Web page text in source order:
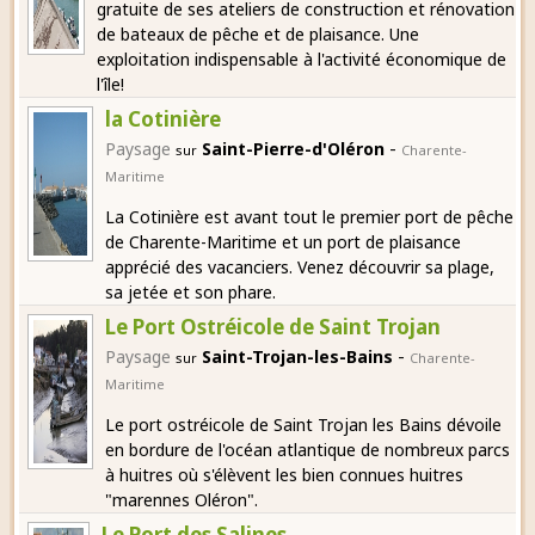
gratuite de ses ateliers de construction et rénovation
de bateaux de pêche et de plaisance. Une
exploitation indispensable à l'activité économique de
l'île!
la Cotinière
Paysage sur Saint-Pierre-d'Oléron - Charente-
Maritime
La Cotinière est avant tout le premier port de pêche
de Charente-Maritime et un port de plaisance
apprécié des vacanciers. Venez découvrir sa plage,
sa jetée et son phare.
Le Port Ostréicole de Saint Trojan
Paysage sur Saint-Trojan-les-Bains - Charente-
Maritime
Le port ostréicole de Saint Trojan les Bains dévoile
en bordure de l'océan atlantique de nombreux parcs
à huitres où s'élèvent les bien connues huitres
"marennes Oléron".